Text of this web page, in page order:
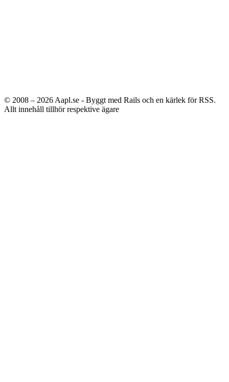
© 2008 – 2026 Aapl.se - Byggt med Rails och en kärlek för RSS.
Allt innehåll tillhör respektive ägare